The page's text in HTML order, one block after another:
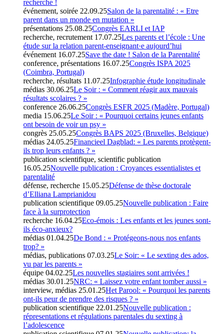
recherche !
événement, soirée 22.09.25Salon de la parentalité : « Etre
parent dans un monde en mutation »
présentations 25.08.25Congrès EARLI et IAP
recherche, recrutement 17.07.25Les parents et l’école : Une
étude sur la relation parent-enseignant·e aujourd’hui
événement 16.07.25Save the date ! Salon de la Parentalité
conference, présentations 16.07.25Congrès ISPA 2025
(Coimbra, Portugal)
recherche, résultats 11.07.25Infographie étude longitudinale
médias 30.06.25Le Soir : « Comment réagir aux mauvais
résultats scolaires ? »
conference 26.06.25Congrès ESFR 2025 (Madère, Portugal)
media 15.06.25Le Soir : « Pourquoi certains jeunes enfants
ont besoin de voir un psy »
congrès 25.05.25Congrès BAPS 2025 (Bruxelles, Belgique)
médias 24.05.25Financieel Dagblad: « Les parents protègent-
ils trop leurs enfants ? »
publication scientifique, scientific publication
16.05.25Nouvelle publication : Croyances essentialistes et
parentalité
défense, recherche 15.05.25Défense de thèse doctorale
d’Elliana Lamprianidou
publication scientifique 09.05.25Nouvelle publication : Faire
face à la surprotection
recherche 16.04.25Eco-émois : Les enfants et les jeunes sont-
ils éco-anxieux?
médias 01.04.25De Bond : « Protégeons-nous nos enfants
trop? »
médias, publications 07.03.25Le Soir: « Le sexting des ados,
vu par les parents »
équipe 04.02.25Les nouvelles stagiaires sont arrivées !
médias 30.01.25NRC: « Laissez votre enfant tomber aussi »
interview, médias 25.01.25Het Parool: « Pourquoi les parents
ont-ils peur de prendre des risques ? »
publication scientifique 22.01.25Nouvelle publication :
répresentations et régulations parentales du sexting à
l’adolescence